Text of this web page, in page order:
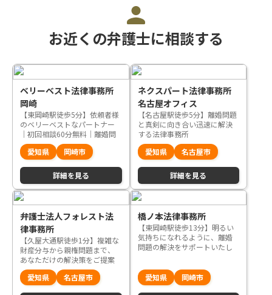
お近くの弁護士に相談する
ベリーベスト法律事務所
岡崎
【東岡崎駅徒歩5分】依頼者様
のベリーベストなパートナー
｜初回相談60分無料｜離婚問
題のお悩みは遠慮なくご相談
ください
愛知県 岡崎市
詳細を見る
ネクスパート法律事務所
名古屋オフィス
【名古屋駅徒歩5分】離婚問題
と真剣に向き合い迅速に解決
する法律事務所
愛知県
名古屋市
詳細を見る
弁護士法人フォレスト法
律事務所
【久屋大通駅徒歩1分】複雑な
財産分与から親権問題まで、
あなただけの解決策をご提案
愛知県
名古屋市
橋ノ本法律事務所
【東岡崎駅徒歩13分】明るい
気持ちになれるように、離婚
問題の解決をサポートいたし
愛知県
岡崎市